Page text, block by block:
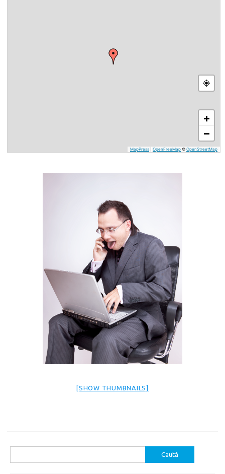
+
−
MapPress OpenFreeMap © OpenStreetMap
[SHOW THUMBNAILS]
după: